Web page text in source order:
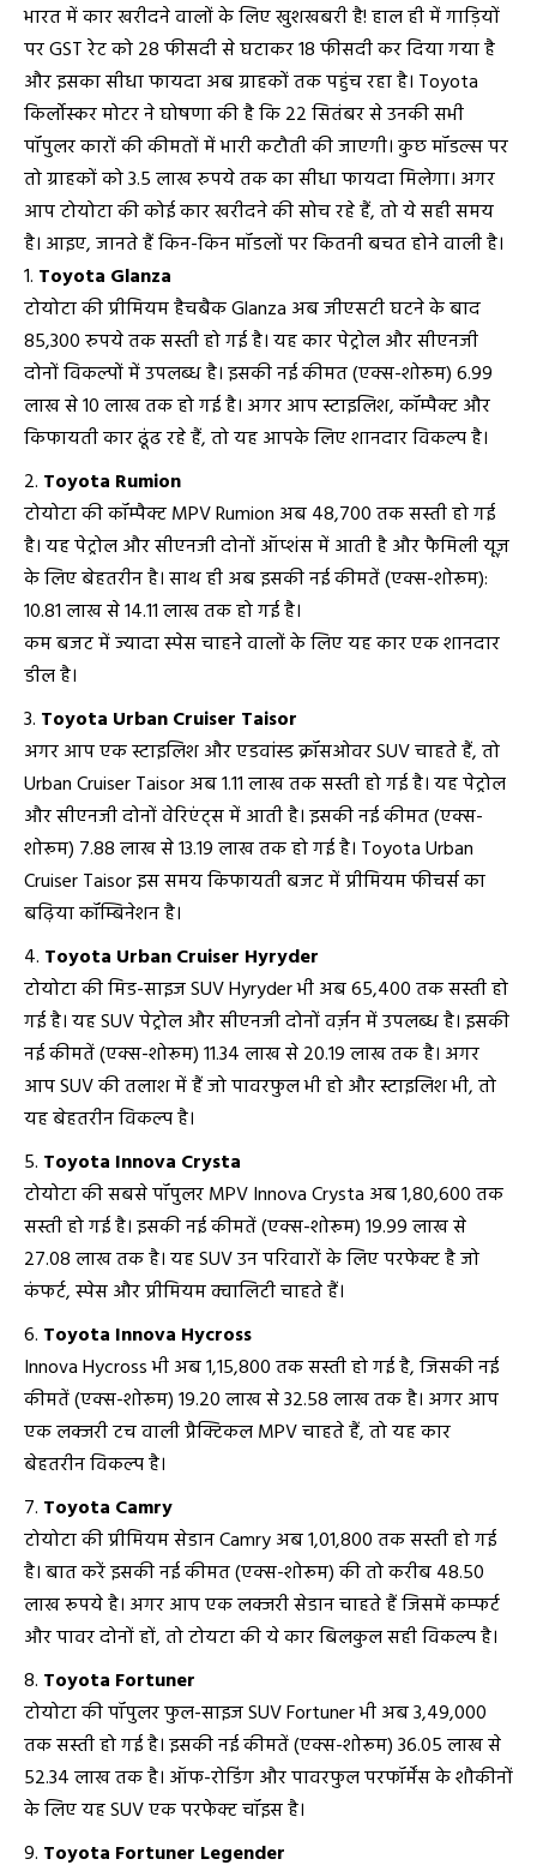
भारत में कार खरीदने वालों के लिए खुशखबरी है! हाल ही में गाड़ियों
पर GST रेट को 28 फीसदी से घटाकर 18 फीसदी कर दिया गया है
और इसका सीधा फायदा अब ग्राहकों तक पहुंच रहा है। Toyota
किर्लोस्कर मोटर ने घोषणा की है कि 22 सितंबर से उनकी सभी
पॉपुलर कारों की कीमतों में भारी कटौती की जाएगी। कुछ मॉडल्स पर
तो ग्राहकों को 3.5 लाख रुपये तक का सीधा फायदा मिलेगा। अगर
आप टोयोटा की कोई कार खरीदने की सोच रहे हैं, तो ये सही समय
है। आइए, जानते हैं किन-किन मॉडलों पर कितनी बचत होने वाली है।
Toyota Glanza
टोयोटा की प्रीमियम हैचबैक Glanza अब जीएसटी घटने के बाद
85,300 रुपये तक सस्ती हो गई है। यह कार पेट्रोल और सीएनजी
दोनों विकल्पों में उपलब्ध है। इसकी नई कीमत (एक्स-शोरूम) ₹6.99
लाख से ₹10 लाख तक हो गई है। अगर आप स्टाइलिश, कॉम्पैक्ट और
किफायती कार ढूंढ रहे हैं, तो यह आपके लिए शानदार विकल्प है।
Toyota Rumion
टोयोटा की कॉम्पैक्ट MPV Rumion अब ₹48,700 तक सस्ती हो गई
है। यह पेट्रोल और सीएनजी दोनों ऑप्शंस में आती है और फैमिली यूज़
के लिए बेहतरीन है। साथ ही अब इसकी नई कीमतें (एक्स-शोरूम):
₹10.81 लाख से ₹14.11 लाख तक हो गई है।
कम बजट में ज्यादा स्पेस चाहने वालों के लिए यह कार एक शानदार
डील है।
Toyota Urban Cruiser Taisor
अगर आप एक स्टाइलिश और एडवांस्ड क्रॉसओवर SUV चाहते हैं, तो
Urban Cruiser Taisor अब ₹1.11 लाख तक सस्ती हो गई है। यह पेट्रोल
और सीएनजी दोनों वेरिएंट्स में आती है। इसकी नई कीमत (एक्स-
शोरूम) ₹7.88 लाख से ₹13.19 लाख तक हो गई है। Toyota Urban
Cruiser Taisor इस समय किफायती बजट में प्रीमियम फीचर्स का
बढ़िया कॉम्बिनेशन है।
Toyota Urban Cruiser Hyryder
टोयोटा की मिड-साइज SUV Hyryder भी अब ₹65,400 तक सस्ती हो
गई है। यह SUV पेट्रोल और सीएनजी दोनों वर्ज़न में उपलब्ध है। इसकी
नई कीमतें (एक्स-शोरूम) ₹11.34 लाख से ₹20.19 लाख तक है। अगर
आप SUV की तलाश में हैं जो पावरफुल भी हो और स्टाइलिश भी, तो
यह बेहतरीन विकल्प है।
Toyota Innova Crysta
टोयोटा की सबसे पॉपुलर MPV Innova Crysta अब 1,80,600 तक
सस्ती हो गई है। इसकी नई कीमतें (एक्स-शोरूम) ₹19.99 लाख से
₹27.08 लाख तक है। यह SUV उन परिवारों के लिए परफेक्ट है जो
कंफर्ट, स्पेस और प्रीमियम क्वालिटी चाहते हैं।
Toyota Innova Hycross
Innova Hycross भी अब ₹1,15,800 तक सस्ती हो गई है, जिसकी नई
कीमतें (एक्स-शोरूम) ₹19.20 लाख से ₹32.58 लाख तक है। अगर आप
एक लक्जरी टच वाली प्रैक्टिकल MPV चाहते हैं, तो यह कार
बेहतरीन विकल्प है।
Toyota Camry
टोयोटा की प्रीमियम सेडान Camry अब ₹1,01,800 तक सस्ती हो गई
है। बात करें इसकी नई कीमत (एक्स-शोरूम) की तो करीब ₹48.50
लाख रूपये है। अगर आप एक लक्जरी सेडान चाहते हैं जिसमें कम्फर्ट
और पावर दोनों हों, तो टोयटा की ये कार बिलकुल सही विकल्प है।
Toyota Fortuner
टोयोटा की पॉपुलर फुल-साइज SUV Fortuner भी अब ₹3,49,000
तक सस्ती हो गई है। इसकी नई कीमतें (एक्स-शोरूम) ₹36.05 लाख से
₹52.34 लाख तक है। ऑफ-रोडिंग और पावरफुल परफॉर्मेंस के शौकीनों
के लिए यह SUV एक परफेक्ट चॉइस है।
Toyota Fortuner Legender